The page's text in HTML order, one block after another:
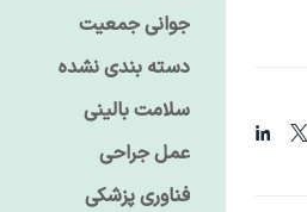
جوانی جمعیت
دسته بندی نشده
سلامت بالینی
عمل جراحی
فناوری پزشکی